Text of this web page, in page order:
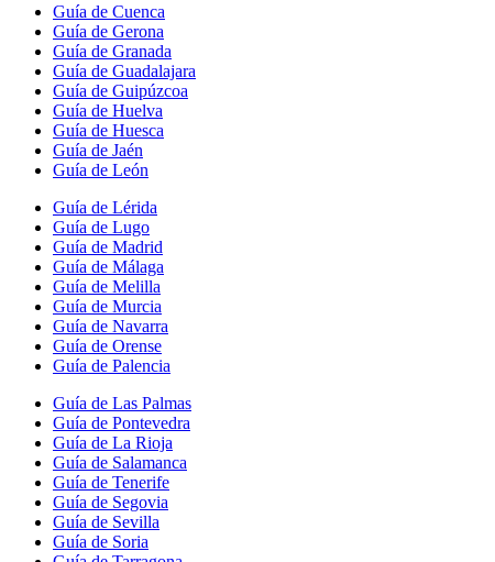
Guía de Cuenca
Guía de Gerona
Guía de Granada
Guía de Guadalajara
Guía de Guipúzcoa
Guía de Huelva
Guía de Huesca
Guía de Jaén
Guía de León
Guía de Lérida
Guía de Lugo
Guía de Madrid
Guía de Málaga
Guía de Melilla
Guía de Murcia
Guía de Navarra
Guía de Orense
Guía de Palencia
Guía de Las Palmas
Guía de Pontevedra
Guía de La Rioja
Guía de Salamanca
Guía de Tenerife
Guía de Segovia
Guía de Sevilla
Guía de Soria